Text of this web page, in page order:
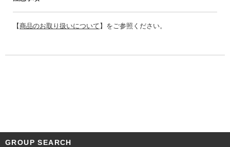
【商品のお取り扱いについて 】をご参照ください。
GROUP SEARCH